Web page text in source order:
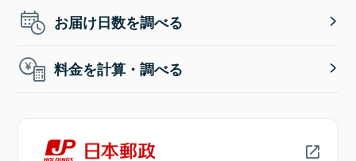
お届け日数を調べる
料金を計算・調べる